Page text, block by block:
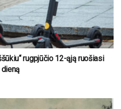
rugpjūčio 12-ąją ruošiasi
dieną